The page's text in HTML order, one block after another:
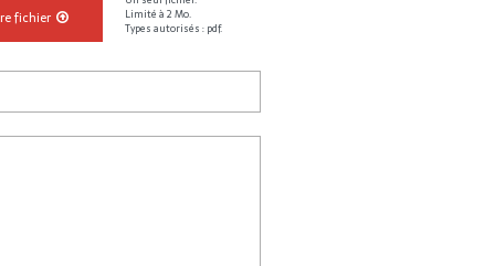
fichier
Limité à 2 Mo.
Types autorisés : pdf.